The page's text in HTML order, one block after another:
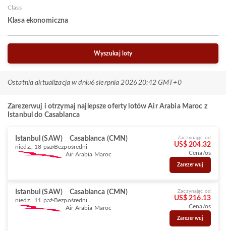
Class
Klasa ekonomiczna
Wyszukaj loty
Ostatnia aktualizacja w dniu6 sierpnia 2026 20:42 GMT+0
Zarezerwuj i otrzymaj najlepsze oferty lotów Air Arabia Maroc z
Istanbul do Casablanca
Istanbul (SAW) Casablanca (CMN)
niedz., 18 paź Bezpośredni
Air Arabia Maroc
Zaczynając od
US$ 204.32
Cena/os
Zarezerwuj
Istanbul (SAW) Casablanca (CMN)
niedz., 11 paź Bezpośredni
Air Arabia Maroc
Zaczynając od
US$ 216.13
Cena/os
Zarezerwuj